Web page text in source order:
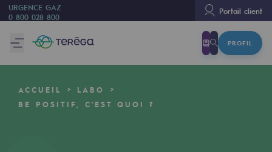
URGENCE GAZ
0 800 028 800
Portail client
PROFIL
Nous sommes
80 ans d'histoire
ACCUEIL
LABO
BE POSITIF, C'EST QUOI ?